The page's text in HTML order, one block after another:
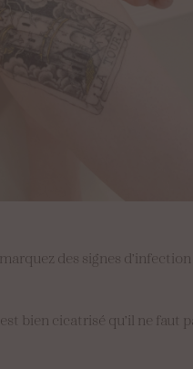
des signes
bien cicatrisé qu’il ne